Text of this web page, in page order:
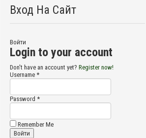
Вход На Сайт
Войти
Login to your account
Don't have an account yet? Register now!
Username *
Password *
Remember Me